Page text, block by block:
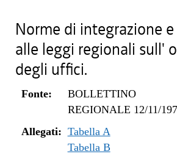
Norme di integrazione
alle leggi regionali sull'
degli uffici.
Fonte:
BOLLETTINO
REGIONALE 12/11/
Allegati: Tabella A
Tabella B